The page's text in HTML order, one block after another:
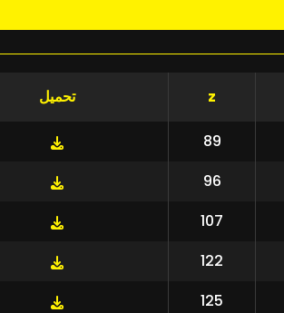
z تحميل
89
96
107
122
125